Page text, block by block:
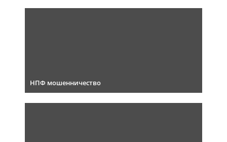
НПФ мошенничество